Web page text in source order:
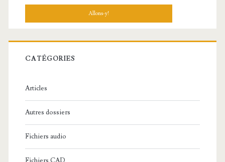
h
r
c
:
CATÉGORIES
Articles
Autres dossiers
Fichiers audio